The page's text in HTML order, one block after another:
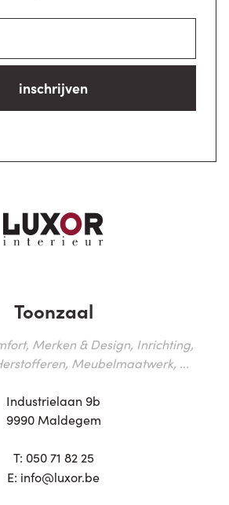
inschrijven
Toonzaal
Merken & Design, Inrichting,
Meubelmaatwerk, ...
Industrielaan 9b
9990 Maldegem
T: 050 71 82 25
E: info@luxor.be